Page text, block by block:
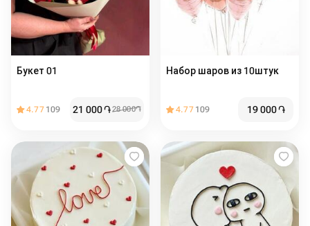
Букет 01
4.77 109 21 000֏28 000֏
Набор шаров из 10штук
4.77 109 19 000֏